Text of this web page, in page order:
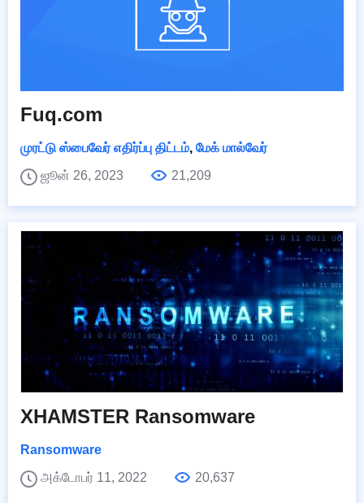
Fuq.com
முரட்டு ஸ்பைவேர் எதிர்ப்பு திட்டம், மேக் மால்வேர்
ஜூன் 26, 2023
21,209
XHAMSTER Ransomware
Ransomware
அக்டோபர் 11, 2022
20,637